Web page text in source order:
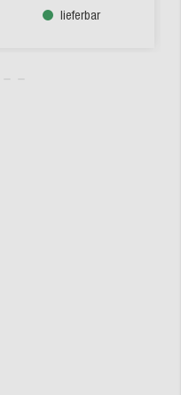
lieferbar